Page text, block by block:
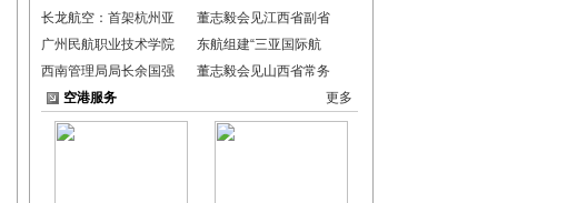
长龙航空：首架杭州亚
董志毅会见江西省副省
广州民航职业技术学院
东航组建“三亚国际航
西南管理局局长余国强
董志毅会见山西省常务
空港服务
更多